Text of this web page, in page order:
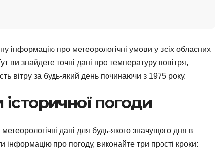
інформацію про метеорологічні умови у всіх обласних
ви знайдете точні дані про температуру повітря,
вітру за будь-який день починаючи з 1975 року.
погоди
дані для будь-якого значущого дня в
інформацію про погоду, виконайте три прості кроки: